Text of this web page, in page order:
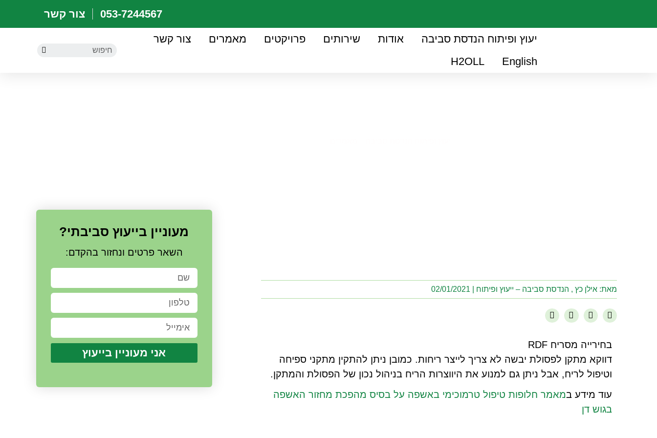
053-7244567 צור קשר
יעוץ ופיתוח הנדסת סביבה אודות שירותים פרויקטים מאמרים
צור קשר
English
H2OLL
מאת: אילן כץ , הנדסת סביבה – ייעוץ ופיתוח |
בחירייה מסריח RDF
דווקא מתקן לפסולת יבשה לא צריך לייצר ריחות. כמובן ניתן להתקין מתקני ספיחה
וטיפול לריח, אבל ניתן גם למנוע את היווצרות הריח בניהול נכון של הפסולת והמתקן.
עוד מידע במאמר חלופות טיפול טרמוכימי באשפה על בסיס מהפכת מחזור האשפה
בגוש דן
מעוניין בייעוץ סביבתי?
השאר פרטים ונחזור בהקדם:
אני מעוניין בייעוץ